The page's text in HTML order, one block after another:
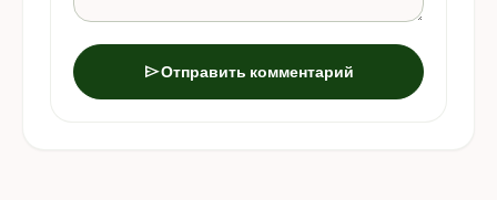
sendОтправить комментарий